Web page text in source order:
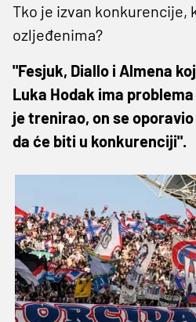
Tko je izvan konkurencije,
ozljeđenima?
"Fesjuk, Diallo i Almena
Luka Hodak ima
je trenirao, on se
da će biti u konkurenciji".